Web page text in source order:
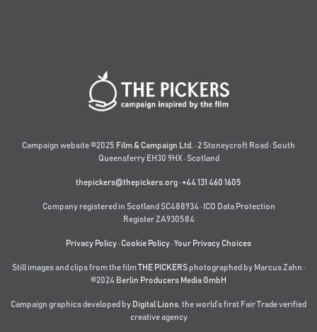
Campaign website ©2025 Film & Campaign Ltd. · 2 Stoneycroft Road · South
Queensferry EH30 9HX · Scotland
thepickers@thepickers.org·+44 131 460 1605
Company registered in Scotland SC488934 · ICO Data Protection
Register ZA930584
Privacy Policy· Cookie Policy·Your Privacy Choices
Still images and clips from the filmTHE PICKERS photographed by Marcus Zahn ·
©2024 Berlin Producers Media GmbH
Campaign graphics developed by Digital Lions the world’s first Fair Trade verified
creative agency